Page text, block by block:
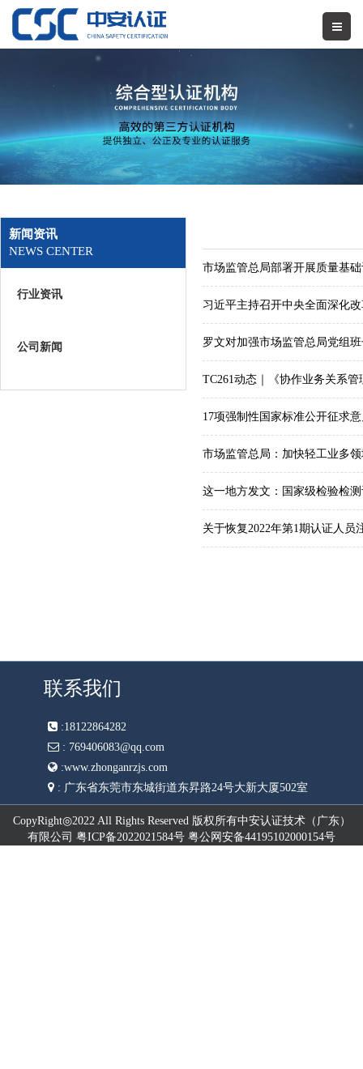
新闻资讯
NEWS CENTER
行业资讯
公司新闻
市场监管总局部署开展质量基
习近平主持召开中央全面深化
罗文对加强市场监管总局党组
TC261动态｜《协作业务关系
17项强制性国家标准公开征求
市场监管总局：加快轻工业多
这一地方发文：国家级检验检
关于恢复2022年第1期认证人
联系我们
:18122864282
: 769406083@qq.com
:www.zhonganrzjs.com
: 广东省东莞市东城街道东昇路24号大新大厦502室
CopyRight◎2022 All Rights Reserved 版权所有中安认证技术（广东）
有限公司 粤ICP备2022021584号 粤公网安备44195102000154号